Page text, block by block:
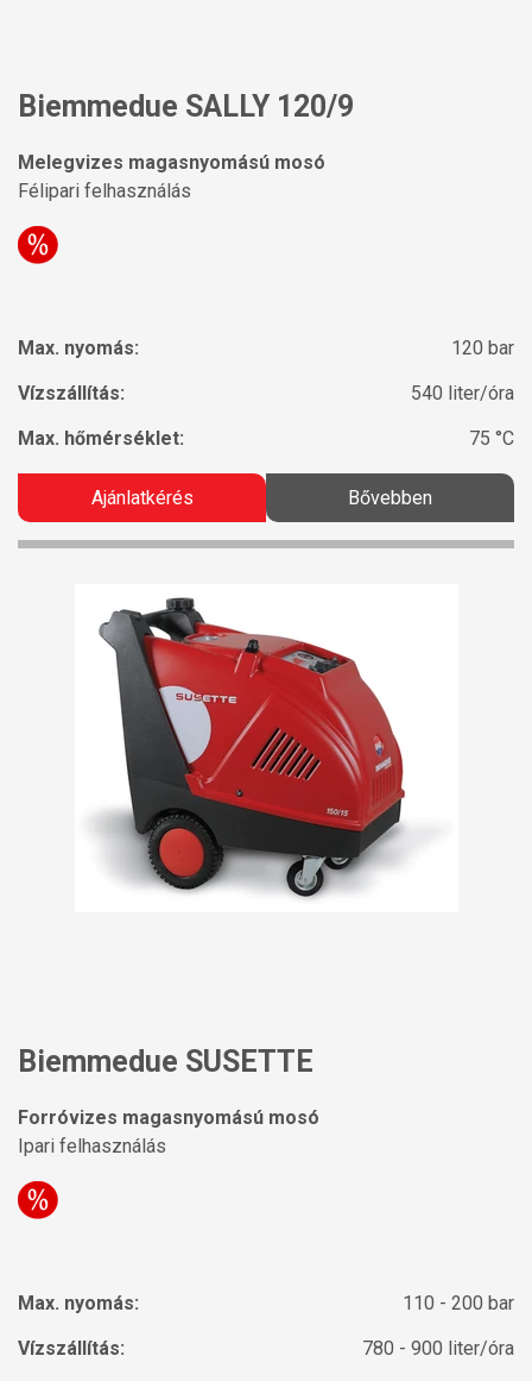
Biemmedue SALLY 120/9
Melegvizes magasnyomású mosó
Félipari felhasználás
Max. nyomás:
120 bar
Vízszállítás:
540 liter/óra
Max. hőmérséklet:
75 °C
Ajánlatkérés Bővebben
Biemmedue SUSETTE
Forróvizes magasnyomású mosó
Ipari felhasználás
Max. nyomás:
110 - 200 bar
Vízszállítás:
780 - 900 liter/óra